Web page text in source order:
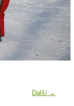
Další →